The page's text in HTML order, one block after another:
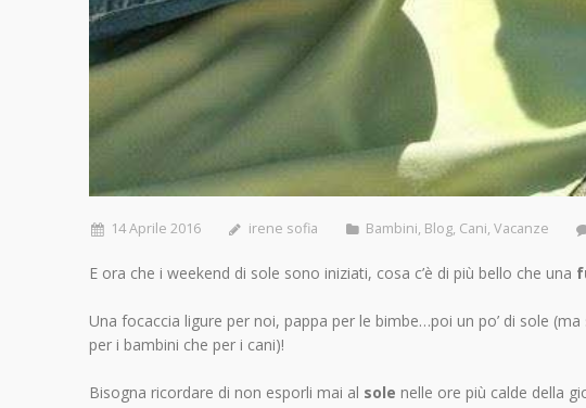
14 Aprile 2016 irene sofia Bambini, Blog, Cani, Vacanze
E ora che i weekend di sole sono iniziati, cosa c’è di più bello che una
Una focaccia ligure per noi, pappa per le bimbe…poi un po’ di sole
per i bambini che per i cani)!
Bisogna ricordare di non esporli mai al sole nelle ore più calde della